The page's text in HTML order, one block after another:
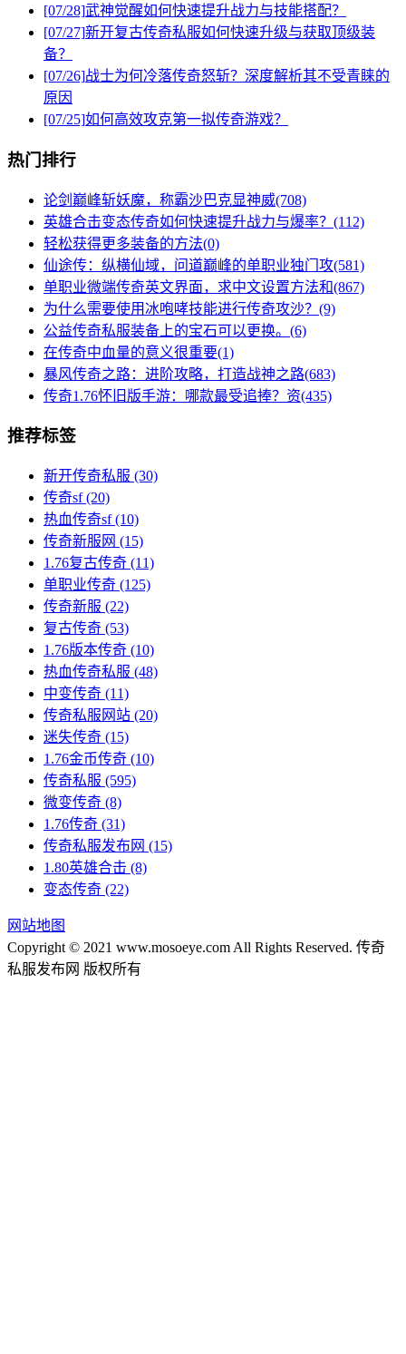
[07/28]武神觉醒如何快速提升战力与技能搭配？
[07/27]新开复古传奇私服如何快速升级与获取顶级装
备？
[07/26]战士为何冷落传奇怒斩？深度解析其不受青睐的
原因
[07/25]如何高效攻克第一拟传奇游戏？
热门排行
论剑巅峰斩妖魔，称霸沙巴克显神威(708)
英雄合击变态传奇如何快速提升战力与爆率？(112)
轻松获得更多装备的方法(0)
仙途传：纵横仙域，问道巅峰的单职业独门攻(581)
单职业微端传奇英文界面，求中文设置方法和(867)
为什么需要使用冰咆哮技能进行传奇攻沙？(9)
公益传奇私服装备上的宝石可以更换。(6)
在传奇中血量的意义很重要(1)
暴风传奇之路：进阶攻略，打造战神之路(683)
传奇1.76怀旧版手游：哪款最受追捧？资(435)
推荐标签
新开传奇私服 (30)
传奇sf(20)
热血传奇sf(10)
传奇新服网 (15)
1.76复古传奇 (11)
单职业传奇 (125)
传奇新服 (22)
复古传奇 (53)
1.76版本传奇 (10)
热血传奇私服 (48)
中变传奇 (11)
传奇私服网站 (20)
迷失传奇 (15)
1.76金币传奇 (10)
传奇私服 (595)
微变传奇 (8)
1.76传奇 (31)
传奇私服发布网 (15)
1.80英雄合击 (8)
变态传奇 (22)
网站地图
Copyright © 2021 www.mosoeye.com All Rights Reserved. 传奇
私服发布网 版权所有